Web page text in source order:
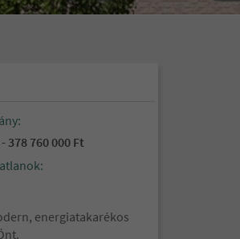
378 760 000 Ft
energiatakarékos